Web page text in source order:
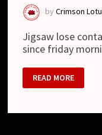
byCrimson
Jigsaw lose
since friday
JIGSAW
–
BASSIST
READ MORE